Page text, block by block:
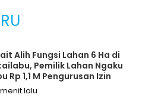
Alih Fungsi Lahan 6 Ha di
Pemilik Lahan Ngaku
Rp 1,1 M Pengurusan Izin
menit lalu